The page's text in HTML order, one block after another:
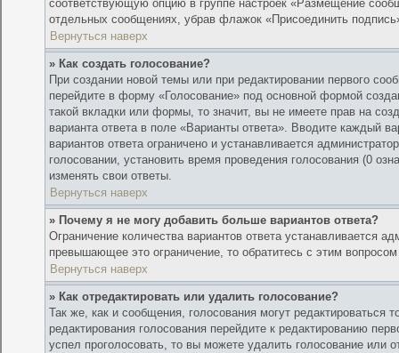
соответствующую опцию в группе настроек «Размещение
отдельных сообщениях, убрав флажок «Присоединить
Вернуться наверх
» Как создать голосование?
При создании новой темы или при редактировании первого
перейдите в форму «Голосование» под основной формой
такой вкладки или формы, то значит, вы не имеете прав на
варианта ответа в поле «Варианты ответа». Вводите каждый
вариантов ответа ограничено и устанавливается
голосовании, установить время проведения голосования (0
изменять свои ответы.
Вернуться наверх
» Почему я не могу добавить больше вариантов ответа?
Ограничение количества вариантов ответа устанавливается
превышающее это ограничение, то обратитесь с этим
Вернуться наверх
» Как отредактировать или удалить голосование?
Так же, как и сообщения, голосования могут
редактирования голосования перейдите к редактированию
успел проголосовать, то вы можете удалить голосование или